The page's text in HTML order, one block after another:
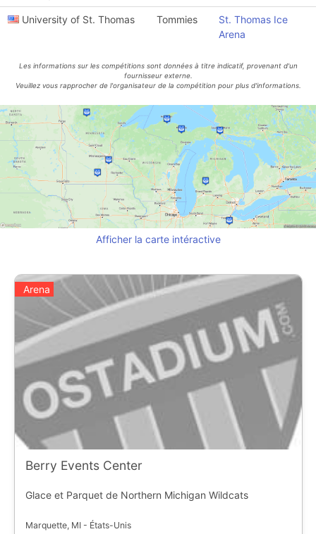
University of St. Thomas Tommies
St. Thomas Ice
Arena
Les informations sur les compétitions sont données à titre indicatif, provenant d'un
fournisseur externe.
Veuillez vous rapprocher de l'organisateur de la compétition pour plus d'informations.
Afficher la carte intéractive
Arena
Berry Events Center
Glace et Parquet de Northern Michigan Wildcats
Marquette, MI - États-Unis